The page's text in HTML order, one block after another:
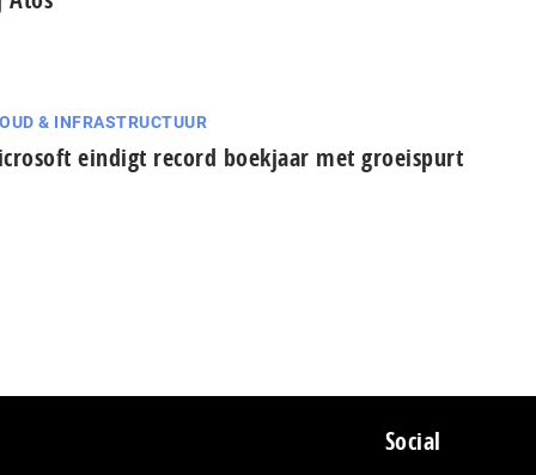
& INFRASTRUCTUUR
eindigt record boekjaar met groeispurt
Social